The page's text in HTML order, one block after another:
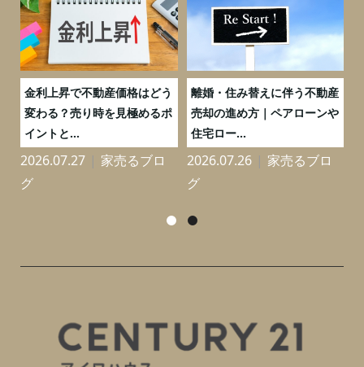
金利上昇で不動産価格はどう
変わる？売り時を見極めるポ
イントと...
2026.07.27
家売るブロ
グ
離婚・住み替えに伴う不動産
売却の進め方｜ペアローンや
住宅ロー...
2026.07.26
家売るブロ
グ